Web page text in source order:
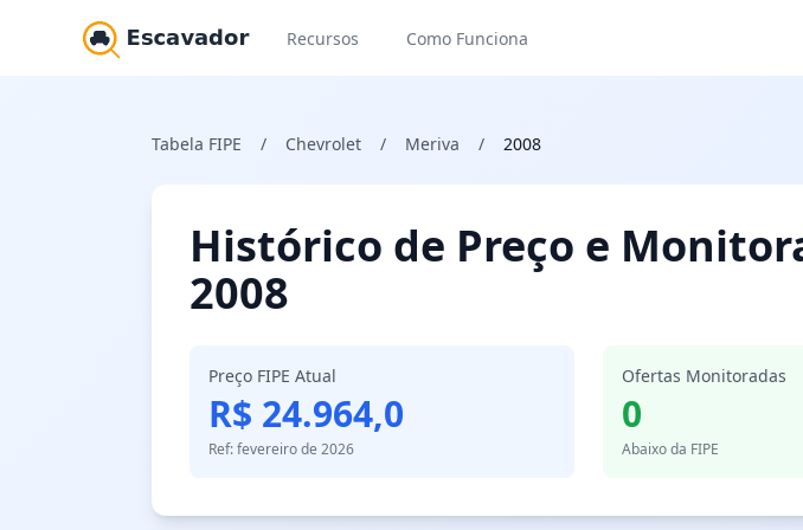
Recursos Como Funciona
Tabela FIPE / Chevrolet / Meriva / 2008
Histórico de Preço e
2008
Preço FIPE Atual
R$ 24.964,0
Ref: fevereiro de 2026
Ofertas Monitoradas
0
Abaixo da FIPE